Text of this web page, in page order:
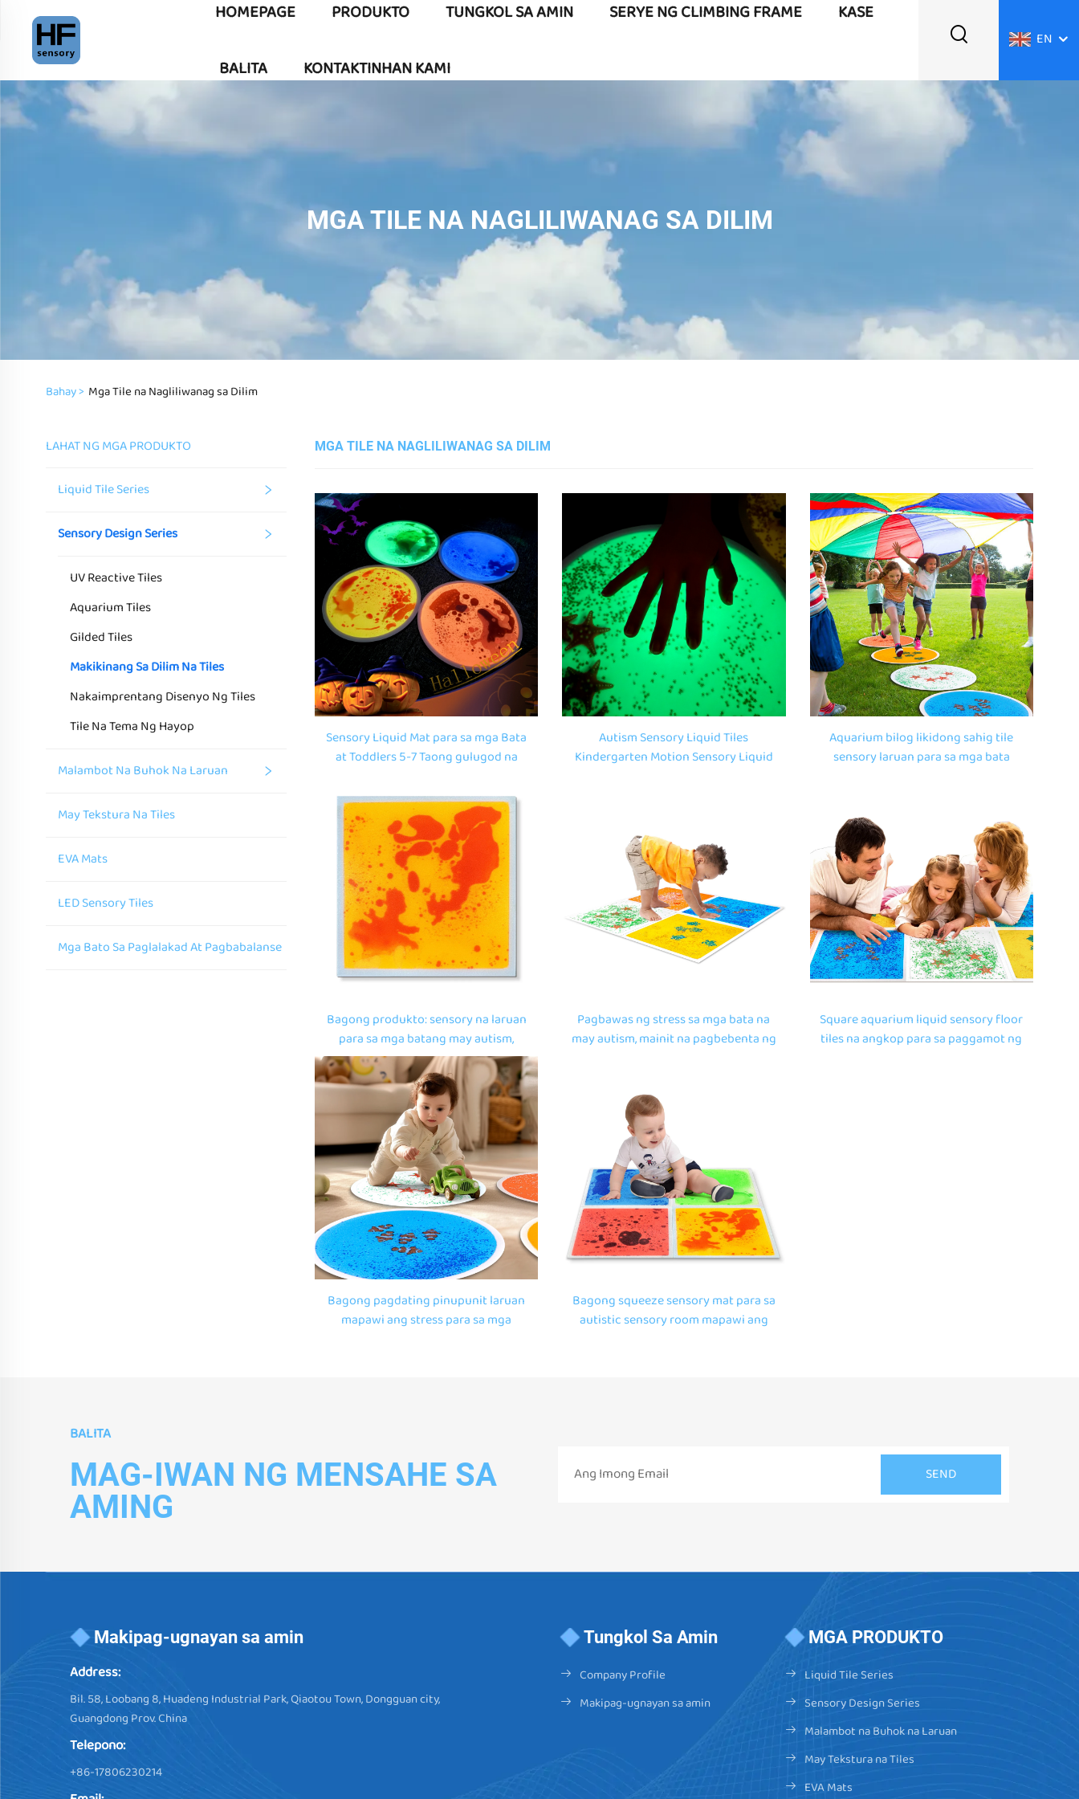
HOMEPAGE PRODUKTO TUNGKOL SA AMIN SERYE NG CLIMBING FRAME KASE
BALITA KONTAKTINHAN KAMI
EN
MGA TILE NA NAGLILIWANAG SA DILIM
Bahay > Mga Tile na Nagliliwanag sa Dilim
LAHAT NG MGA PRODUKTO
Liquid Tile Series
Sensory Design Series
UV Reactive Tiles
Aquarium Tiles
Gilded Tiles
Makikinang Sa Dilim Na Tiles
Nakaimprentang Disenyo Ng Tiles
Tile Na Tema Ng Hayop
Malambot Na Buhok Na Laruan
May Tekstura Na Tiles
EVA Mats
LED Sensory Tiles
Mga Bato Sa Paglalakad At Pagbabalanse
MGA TILE NA NAGLILIWANAG SA DILIM
Sensory Liquid Mat para sa mga Bata
at Toddlers 5-7 Taong gulugod na
Stress Relief Squeeze Toy
Autism Sensory Liquid Tiles
Kindergarten Motion Sensory Liquid
Aquarium bilog likidong sahig tile
sensory laruan para sa mga bata
Bagong produkto: sensory na laruan
para sa mga batang may autism,
laruan ng puzzle para sa mga bata,
maliwanag na kuwadrado na likidong
mga tile sa sahig
Pagbawas ng stress sa mga bata na
may autism, mainit na pagbebenta ng
liquid floor tiles
Square aquarium liquid sensory floor
tiles na angkop para sa paggamot ng
Bagong pagdating pinupunit laruan
mapawi ang stress para sa mga
Bagong squeeze sensory mat para sa
autistic sensory room mapawi ang
BALITA
MAG-IWAN NG MENSAHE SA
AMING
Makipag-ugnayan sa amin
Address:
Bil. 58, Loobang 8, Huadeng Industrial Park, Qiaotou Town, Dongguan city,
Guangdong Prov. China
Telepono:
+86-17806230214
Tungkol Sa Amin
Company Profile
Makipag-ugnayan sa amin
MGA PRODUKTO
Liquid Tile Series
Sensory Design Series
Malambot na Buhok na Laruan
May Tekstura na Tiles
EVA Mats